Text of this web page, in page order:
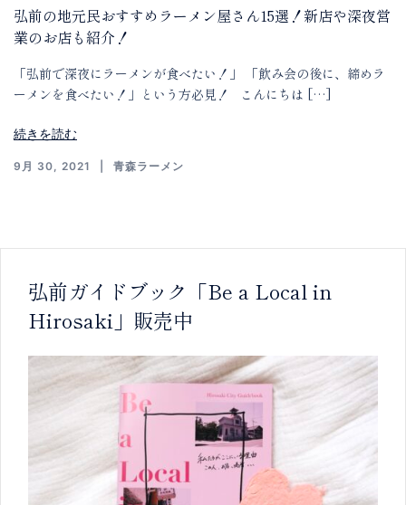
弘前の地元民おすすめラーメン屋さん15選！新店や深夜営
業のお店も紹介！
「弘前で深夜にラーメンが食べたい！」 「飲み会の後に、締めラ
ーメンを食べたい！」という方必見！ こんにちは […]
続きを読む
9月 30, 2021 青森ラーメン
弘前ガイドブック「Be a Local in
Hirosaki」販売中